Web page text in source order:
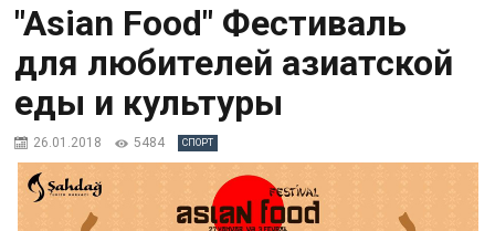
"Asian Food" Фестиваль
для любителей азиатской
еды и культуры
26.01.2018 5484 СПОРТ